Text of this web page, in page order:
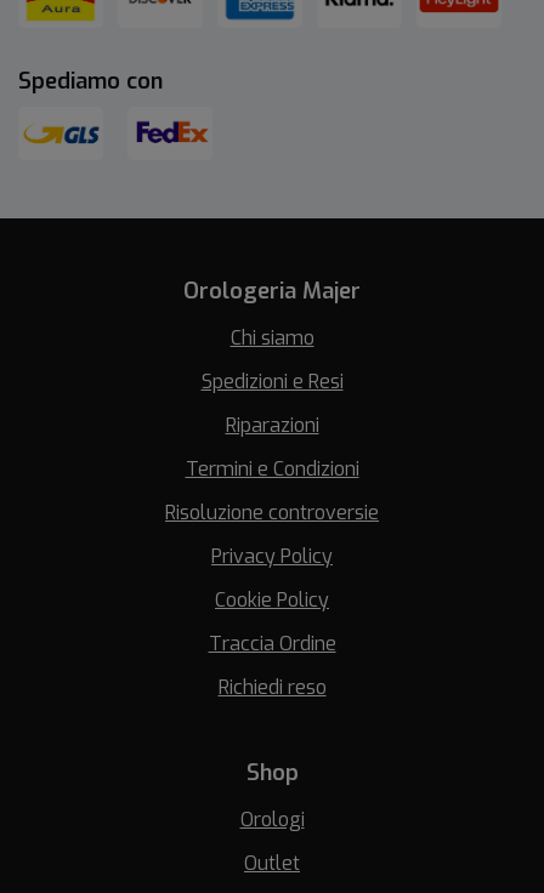
Spediamo con
Orologeria Majer
Chi siamo
Spedizioni e Resi
Riparazioni
Termini e Condizioni
Risoluzione controversie
Privacy Policy
Cookie Policy
Traccia Ordine
Richiedi reso
Shop
Orologi
Outlet